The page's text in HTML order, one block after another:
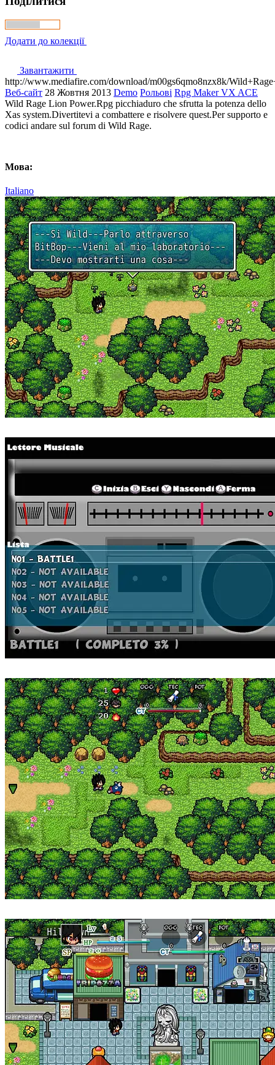
Додати до колекції
Завантажити
http://www.mediafire.com/download/m00gs6qmo8nzx8k/
Веб-сайт 28 Жовтня 2013 Demo Рольові Rpg Maker VX ACE
Wild Rage Lion Power.Rpg picchiaduro che sfrutta la potenza dello
Xas system.Divertitevi a combattere e risolvere quest.Per supporto e
codici andare sul forum di Wild Rage.
Мова:
Italiano